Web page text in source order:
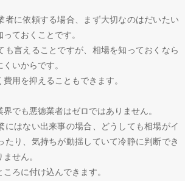
者に依頼する場合、まず大切なのはだいたい
ておくことです。
も言えることですが、相場を知っておくなら
いからです。
用を抑えることもできます。
でも悪徳業者はゼロではありません。
にはない出来事の場合、どうしても相場がイ
たり、気持ちが動揺していて冷静に判断でき
せん。
ろに付け込んできます。